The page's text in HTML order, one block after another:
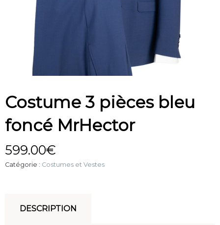
Costume 3 pièces bleu
foncé MrHector
599.00€
Catégorie : Costumes et Vestes
DESCRIPTION